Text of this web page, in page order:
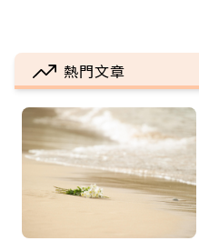
熱門文章